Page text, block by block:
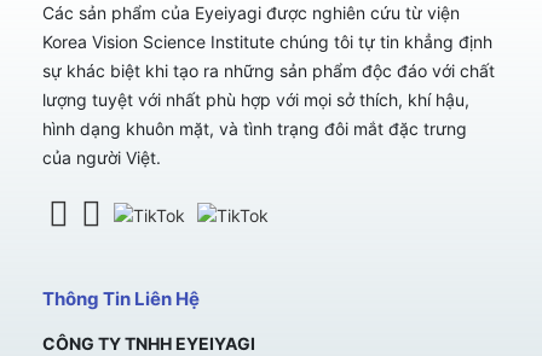
Các sản phẩm của Eyeiyagi được nghiên cứu từ viện
Korea Vision Science Institute chúng tôi tự tin khẳng định
sự khác biệt khi tạo ra những sản phẩm độc đáo với chất
lượng tuyệt với nhất phù hợp với mọi sở thích, khí hậu,
hình dạng khuôn mặt, và tình trạng đôi mắt đặc trưng
của người Việt.
Thông Tin Liên Hệ
CÔNG TY TNHH EYEIYAGI